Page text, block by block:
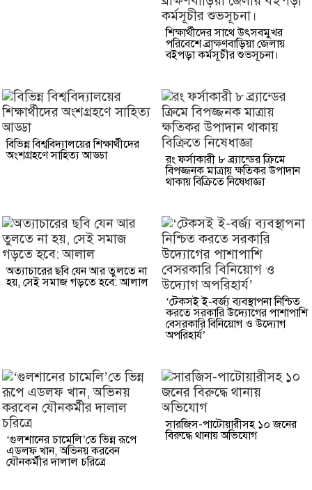
শিক্ষার্থীদের সাথে উৎসবমুখর
পরিবেশে ব্রাক্ষণবাড়িয়া জেলায়
বইপড়া কর্মসূচীর শুভসূচনা।
বিভিন্ন বিশ্ববিদ্যালয়ের শিক্ষার্থীদের
অংশগ্রহণে সাহিত্য আড্ডা
রং ফর্সাকারী ৮ ব্র্যান্ডের ক্রিমে
বিপজ্জনক মাত্রায় ক্ষতিকর উপাদান
থাকায় বিক্রিতে নিষেধাজ্ঞা
অত্যাচারের ছবি যেন আর তুলতে না
হয়, সেই সমাজ গড়তে হবে: আলাল
‘টেকসই ই-বর্জ্য ব্যবস্থাপনা নিশ্চিত
করতে সরকারি উদ্যোগের পাশাপাশি
বেসরকারি বিনিয়োগ ও উদ্যোগ
অপরিহার্য’
‘গুলশানের চামেলি’তে ভিন্ন রূপে
এডলফ খান, অভিনয় করবেন
যৌনকর্মীর দালাল চরিত্রে
সারজিস-পাটোয়ারীসহ ১০ জনের
বিরুদ্ধে থানায় অভিযোগ